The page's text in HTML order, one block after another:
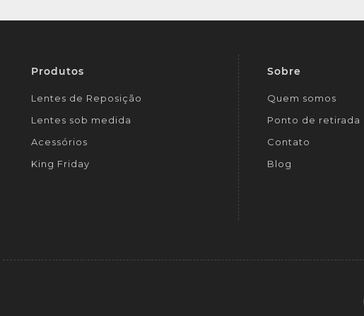
Produtos
Lentes de Reposição
Lentes sob medida
Acessórios
King Friday
Sobre
Quem somos
Ponto de retirada
Contato
Blog